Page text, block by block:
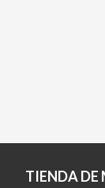
TIENDA DE